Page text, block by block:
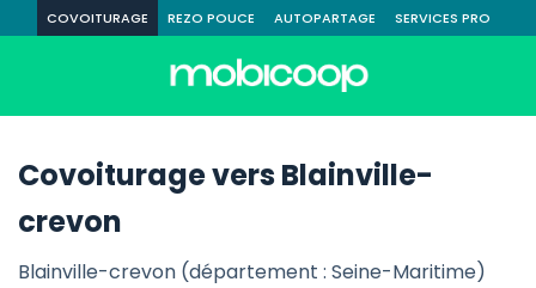
COVOITURAGE REZO POUCE AUTOPARTAGE SERVICES PRO
Covoiturage vers Blainville-
crevon
Blainville-crevon (département : Seine-Maritime)